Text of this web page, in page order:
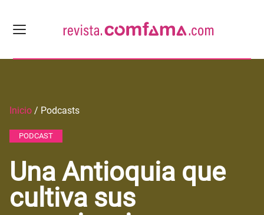
Inicio / Podcasts
PODCAST
Una Antioquia que
cultiva sus